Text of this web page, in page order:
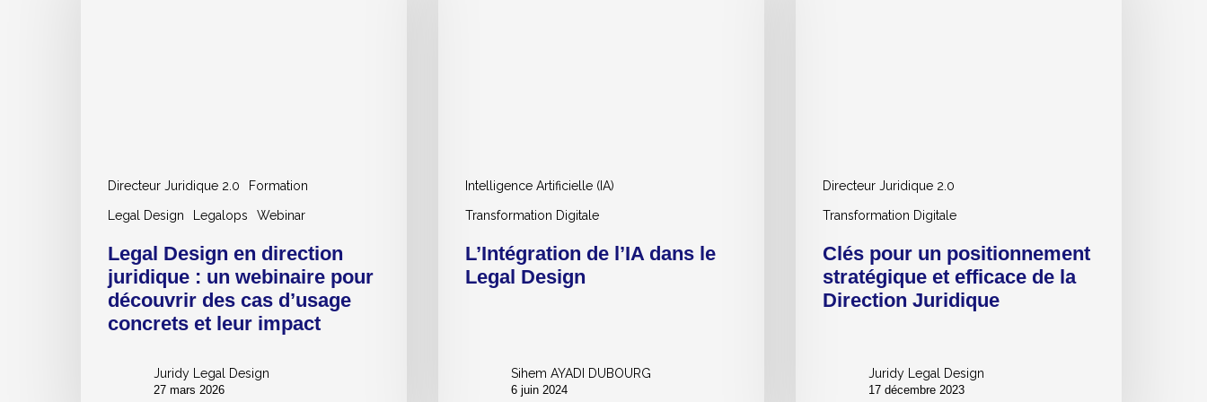
Directeur Juridique 2.0 Formation
Legal Design Legalops Webinar
d’usage
impact
Legal Design en direction
juridique : un webinaire pour
découvrir des cas d’usage
concrets et leur impact
Juridy Legal Design
27 mars 2026
Intelligence Artificielle (IA)
Transformation Digitale
L’Intégration de l’IA dans le
Legal Design
Sihem AYADI DUBOURG
6 juin 2024
Directeur Juridique 2.0
Transformation Digitale
Clés pour un positionnement
stratégique et efficace de la
Direction Juridique
Juridy Legal Design
17 décembre 2023